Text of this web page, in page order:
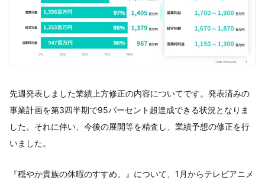
先週発表しました業績上方修正の内容についてです。発表済みの
事業計画を第3四半期で95パーセント超達成できる状況となりま
した。それに伴い、今後の展開等を精査し、業績予想の修正を行
いました。
『穏やか貴族の休暇のすすめ。』について、1月からテレビアニメ